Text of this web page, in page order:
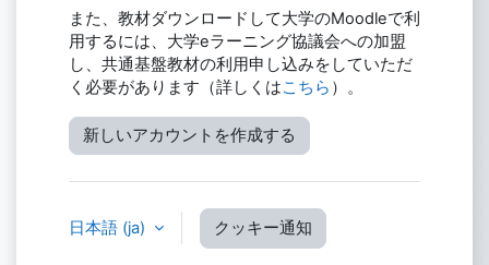
また、教材ダウンロードして大学のMoodleで利
用するには、大学eラーニング協議会への加盟
し、共通基盤教材の利用申し込みをしていただ
く必要があります（詳しくはこちら ）。
新しいアカウントを作成する
日本語 ‎(ja)‎ クッキー通知